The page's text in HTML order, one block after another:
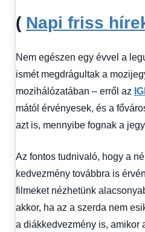
( Napi friss
Nem egészen egy évvel a
ismét megdrágultak a
mozihálózatában – erről az
mától érvényesek, és a
azt is, mennyibe fognak a
Az fontos tudnivaló, hogy a
kedvezmény továbbra is
filmeket nézhetünk
akkor, ha az a szerda nem
a diákkedvezmény is, amikor